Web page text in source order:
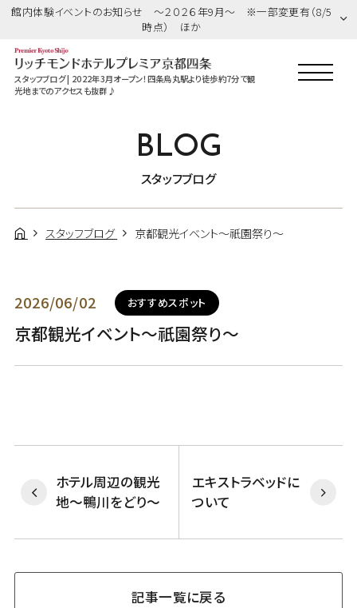
館内体験イベントのお知らせ ～２０２６年9月～ ※一部変更有（8/5
時点） ほか
スタッフブログ | 2022年3月オープン！四条烏丸駅より徒歩約7分で観
光地までのアクセスも抜群♪
BLOG
スタッフブログ
スタッフブログ 京都観光イベント～祇園祭り～
2026/06/02 おすすめスポット
京都観光イベント～祇園祭り～
ホテル周辺の観光
地～鴨川をどり～
エキストラベッドに
ついて
記事一覧に戻る